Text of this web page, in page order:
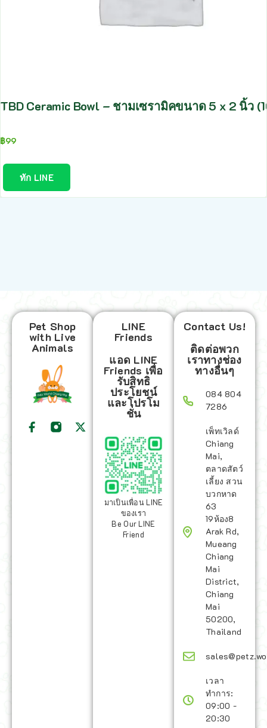
TBD Ceramic Bowl – ชามเซรามิคขนาด 5 x 2 นิ้ว
฿99
ทัก LINE
Pet Shop
with Live
Animals
LINE
Friends
แอด LINE
Friends เพื่อ
รับสิทธิ
ประโยชน์
และโปรโม
ชั่น
มาเป็นเพื่อน LINE
ของเรา
Be Our LINE
Friend
Contact Us!
ติดต่อพวก
เราทางช่อง
ทางอื่นๆ
084 804
7286
เพ็ทเวิลด์
Chiang
Mai,
ตลาดสัตว์
เลี้ยง สวน
บวกหาด
63
19ห้อง8
Arak Rd,
Mueang
Chiang
Mai
District,
Chiang
Mai
50200,
Thailand
เวลา
ทำการ:
09:00 -
20:30